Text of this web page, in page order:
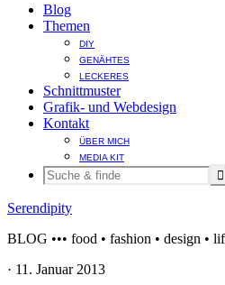
Blog
Themen
DIY
GENÄHTES
LECKERES
Schnittmuster
Grafik- und Webdesign
Kontakt
ÜBER MICH
MEDIA KIT
Serendipity
BLOG ••• food • fashion • design •
· 11. Januar 2013